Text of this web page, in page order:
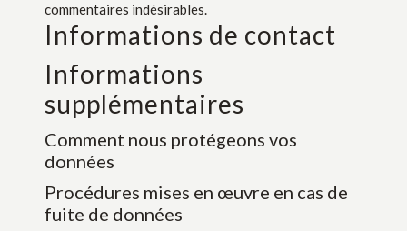
commentaires indésirables.
Informations de contact
Informations
supplémentaires
Comment nous protégeons vos
données
Procédures mises en œuvre en cas de
fuite de données